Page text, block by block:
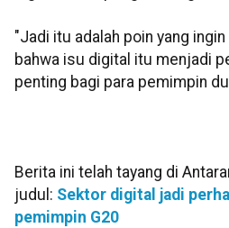
"Jadi itu adalah poin yang
bahwa isu digital itu menjadi
penting bagi para pemimpin
Berita ini telah tayang di
judul: Sektor digital jadi
pemimpin G20